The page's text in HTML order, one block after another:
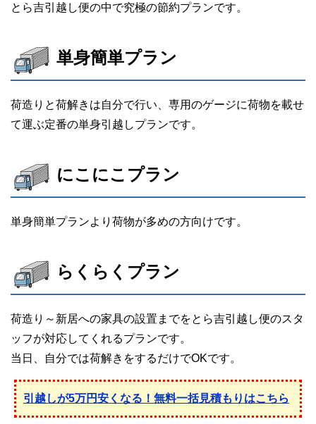
とら吉引越し便の中で究極の節約プランです。
単身簡単プラン
荷造りと荷解きは自分で行い、専用のゲージに荷物を載せ
て運ぶ定番の単身引越しプランです。
にこにこプラン
単身簡単プランより荷物が多めの方向けです。
らくらくプラン
荷造り～新居への家具の設置までをとら吉引越し便のスタ
ッフが対応してくれるプランです。
当日、自分では荷解きをするだけでOKです。
引越しが5万円安くなる！無料一括見積もりはこちら